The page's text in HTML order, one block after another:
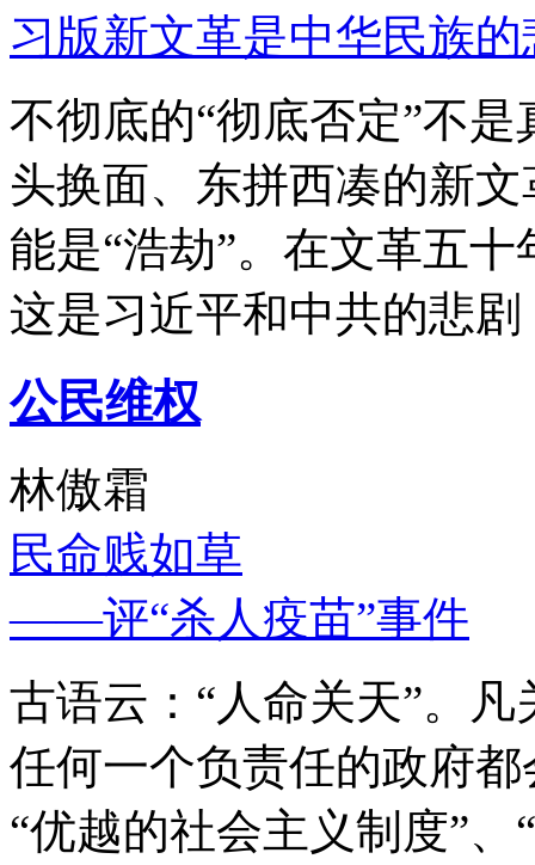
习版新文革是中华民族的
不彻底的“彻底否定”不
头换面、东拼西凑的新
能是“浩劫”。在文革五
这是习近平和中共的悲
公民维权
林傲霜
民命贱如草
——评“杀人疫苗”事件
古语云：“人命关天”。
任何一个负责任的政府
“优越的社会主义制度”